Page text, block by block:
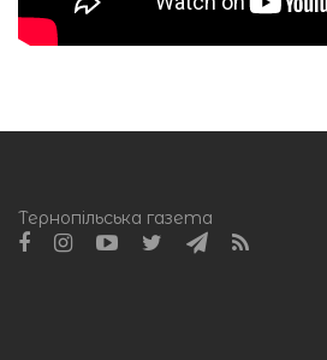
Тернопільська газета